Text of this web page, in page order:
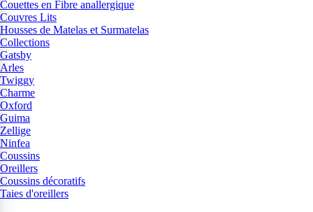
Couettes en Fibre anallergique
Couvres Lits
Housses de Matelas et Surmatelas
Collections
Gatsby
Arles
Twiggy
Charme
Oxford
Guima
Zellige
Ninfea
Coussins
Oreillers
Coussins décoratifs
Taies d'oreillers